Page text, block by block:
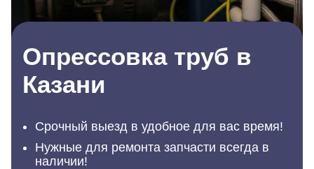
Опрессовка труб в
Казани
Срочный выезд в удобное для вас время!
Нужные для ремонта запчасти всегда в
наличии!